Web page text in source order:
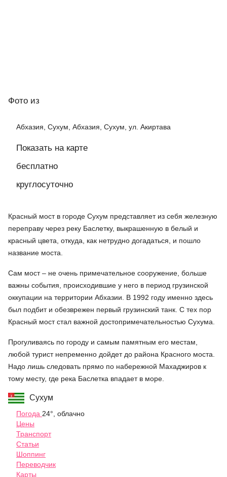
Фото из
Абхазия, Сухум, Абхазия, Сухум, ул. Акиртава
Показать на карте
бесплатно
круглосуточно
Красный мост в городе Сухум представляет из себя железную
переправу через реку Баслетку, выкрашенную в белый и
красный цвета, откуда, как нетрудно догадаться, и пошло
название моста.
Сам мост – не очень примечательное сооружение, больше
важны события, происходившие у него в период грузинской
оккупации на территории Абхазии. В 1992 году именно здесь
был подбит и обезврежен первый грузинский танк. С тех пор
Красный мост стал важной достопримечательностью Сухума.
Прогуливаясь по городу и самым памятным его местам,
любой турист непременно дойдет до района Красного моста.
Надо лишь следовать прямо по набережной Махаджиров к
тому месту, где река Баслетка впадает в море.
Сухум
Погода 24°, облачно
Цены
Транспорт
Статьи
Шоппинг
Переводчик
Карты